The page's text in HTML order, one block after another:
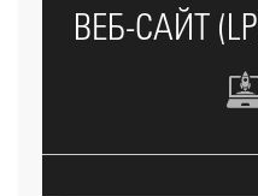
ВЕБ-САЙТ